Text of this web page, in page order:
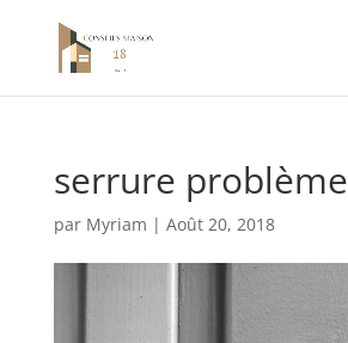
serrure problème
par Myriam | Août 20, 2018